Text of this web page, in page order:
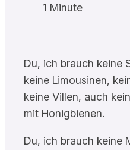
1 Minute
Du, ich brauch keine
keine Limousinen,
keine Villen, auch
mit Honigbienen.
Du, ich brauch keine